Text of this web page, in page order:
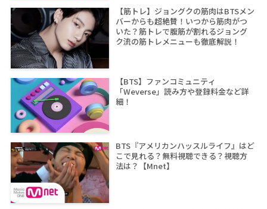
【筋トレ】ジョングクの筋肉はBTSメン
バーからも超絶賛！いつから筋肉がつ
いた？筋トレで腹筋が割れるジョング
ク流の筋トレメニューも徹底解説！
【BTS】ファンコミュニティ
「Weverse」読み方や登録料金など詳
細！
BTS『アメリカンハッスルライフ』はど
こで見れる？無料視聴できる？視聴方
法は？【Mnet】